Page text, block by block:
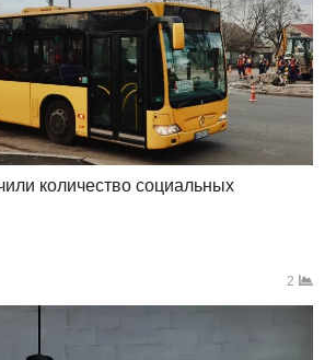
количество социальных
2